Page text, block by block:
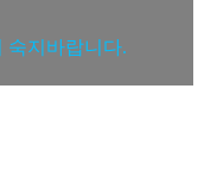
숙지바랍니다.